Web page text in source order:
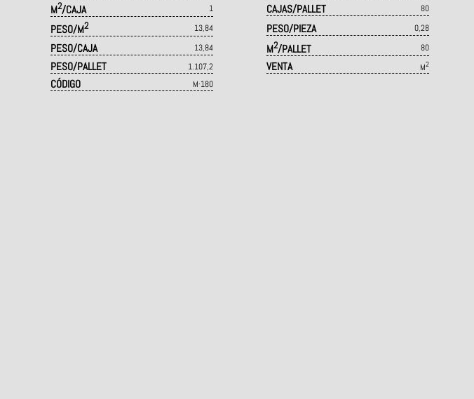
M2/CAJA 1 CAJAS/PALLET 80
PESO/M2 13,84 PESO/PIEZA 0,28
PESO/CAJA 13,84 M2/PALLET 80
PESO/PALLET 1.107,2 VENTA M2
CÓDIGO M·180